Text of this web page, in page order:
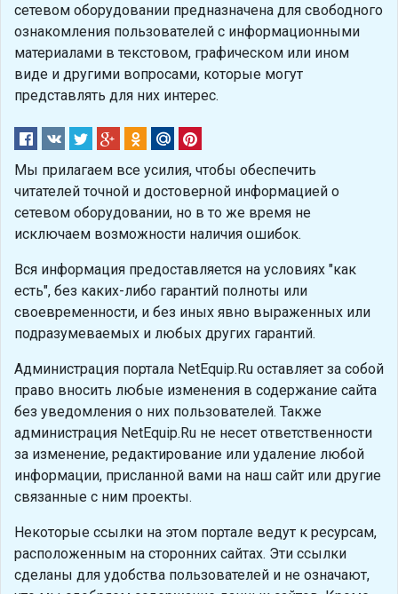
сетевом оборудовании предназначена для свободного
ознакомления пользователей с информационными
материалами в текстовом, графическом или ином
виде и другими вопросами, которые могут
представлять для них интерес.
Мы прилагаем все усилия, чтобы обеспечить
читателей точной и достоверной информацией о
сетевом оборудовании, но в то же время не
исключаем возможности наличия ошибок.
Вся информация предоставляется на условиях "как
есть", без каких-либо гарантий полноты или
своевременности, и без иных явно выраженных или
подразумеваемых и любых других гарантий.
Администрация портала NetEquip.Ru оставляет за собой
право вносить любые изменения в содержание сайта
без уведомления о них пользователей. Также
администрация NetEquip.Ru не несет ответственности
за изменение, редактирование или удаление любой
информации, присланной вами на наш сайт или другие
связанные с ним проекты.
Некоторые ссылки на этом портале ведут к ресурсам,
расположенным на сторонних сайтах. Эти ссылки
сделаны для удобства пользователей и не означают,